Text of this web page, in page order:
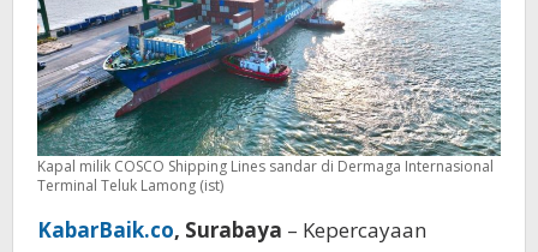
Kapal milik COSCO Shipping Lines sandar di Dermaga Internasional
Terminal Teluk Lamong (ist)
KabarBaik.co, Surabaya – Kepercayaan